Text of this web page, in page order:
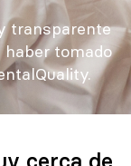
transparente
haber tomado